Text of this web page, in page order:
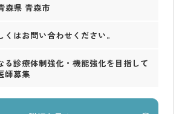
森県 青森市
くはお問い合わせください。
る診療体制強化・機能強化を目指して
師募集